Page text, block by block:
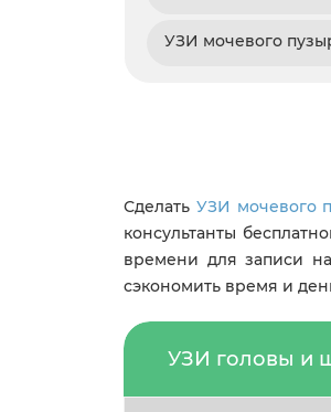
УЗИ мочевого
Сделать УЗИ мочевого
консультанты
времени для записи
сэкономить время и
УЗИ головы и